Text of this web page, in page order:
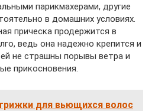
парикмахерами, другие
в домашних условиях.
прическа продержится в
ведь она надежно крепится и
не страшны порывы ветра и
прикосновения.
для вьющихся волос